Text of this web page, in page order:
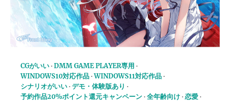
CGがいい DMM GAME PLAYER専用
WINDOWS10対応作品 WINDOWS11対応作品
シナリオがいい デモ・体験版あり
予約作品20%ポイント還元キャンペーン 全年齢向け 恋愛